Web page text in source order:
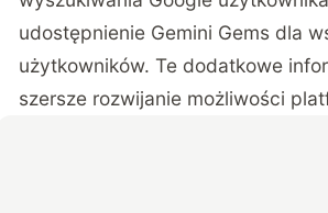
udostępnienie Gemini Gems dla
użytkowników. Te dodatkowe
szersze rozwijanie możliwości